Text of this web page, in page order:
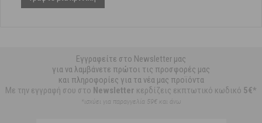
Εγγραφείτε στο Newsletter μας
για να λαμβάνετε πρώτοι τις προσφορές μας
και πληροφορίες για τα νέα μας προϊόντα
Με την εγγραφή σου στο Newsletter κερδίζεις εκπτωτικό κωδικό 5€*
*ισχύει για παραγγελία 59€ και άνω